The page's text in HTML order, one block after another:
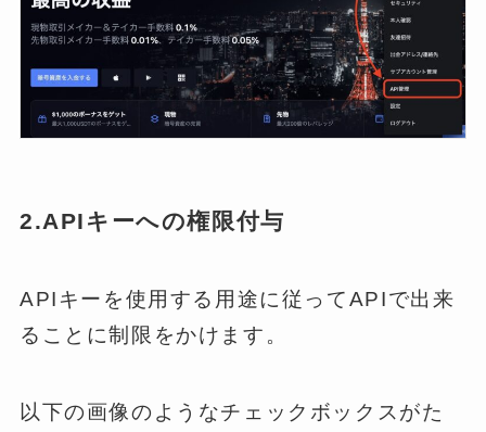
2.APIキーへの権限付与
APIキーを使用する用途に従ってAPIで出来
ることに制限をかけます。
以下の画像のようなチェックボックスがた